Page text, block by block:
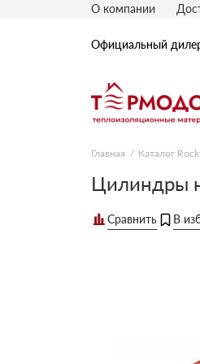
Официальный
О компании
Главная Каталог
Цилиндры